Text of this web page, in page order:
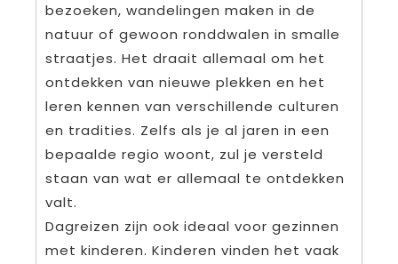
bezoeken, wandelingen maken in de
natuur of gewoon ronddwalen in smalle
straatjes. Het draait allemaal om het
ontdekken van nieuwe plekken en het
leren kennen van verschillende culturen
en tradities. Zelfs als je al jaren in een
bepaalde regio woont, zul je versteld
staan ​​van wat er allemaal te ontdekken
valt.
Dagreizen zijn ook ideaal voor gezinnen
met kinderen. Kinderen vinden het vaak